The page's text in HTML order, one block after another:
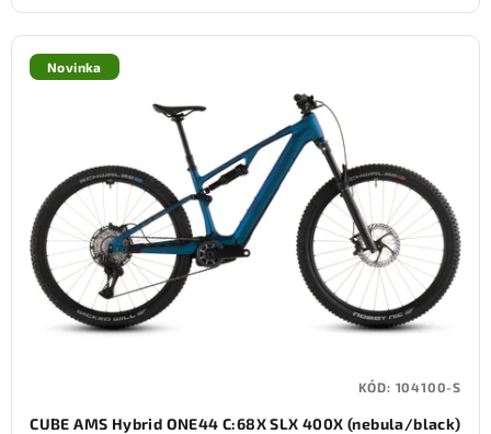
Novinka
CUBE AMS Hybrid ONE44 C:68X SLX 400X (nebula/black)
KÓD: 104100-S